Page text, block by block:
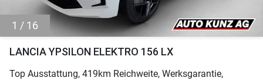
1 / 16
LANCIA YPSILON ELEKTRO 156 LX
Top Ausstattung, 419km Reichweite, Werksgarantie,